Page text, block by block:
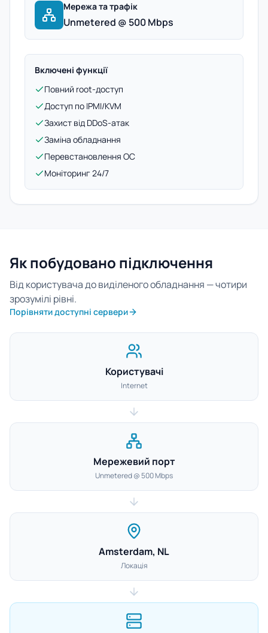
Мережа та трафік
Unmetered @ 500 Mbps
Включені функції
Повний root-доступ
Доступ по IPMI/KVM
Захист від DDoS-атак
Заміна обладнання
Перевстановлення ОС
Моніторинг 24/7
Як побудовано підключення
Від користувача до виділеного обладнання — чотири
зрозумілі рівні.
Порівняти доступні сервери
Користувачі
Internet
Мережевий порт
Unmetered @ 500 Mbps
Amsterdam, NL
Локація